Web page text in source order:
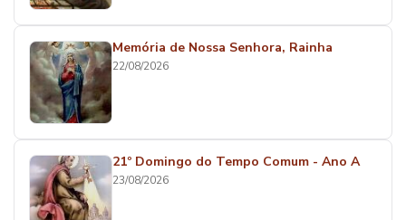
Memória de Nossa Senhora, Rainha
22/08/2026
21º Domingo do Tempo Comum - Ano A
23/08/2026